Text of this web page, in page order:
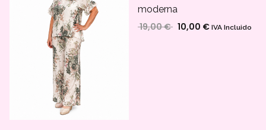
moderna
19,00€ El precio original era:
10,00 €El precio
IVA Incluido